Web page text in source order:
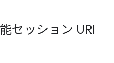
セッション URI